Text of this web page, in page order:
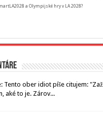
a Olympijské hry v LA 2028?
Tento ober idiot píše citujem:
aké to je. Zárov...